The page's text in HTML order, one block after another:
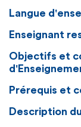
Langue
Enseignant
Objectifs et
Prérequis et
Description